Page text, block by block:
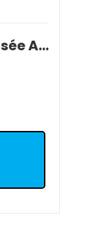
250120/Porte fusée AR T2M 1/10 Séries 5000/6000/7000 NEUF.